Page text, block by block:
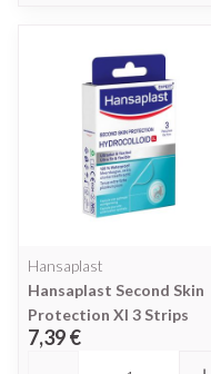
Hansaplast
Hansaplast Second Skin
Protection Xl 3 Strips
7,39 €